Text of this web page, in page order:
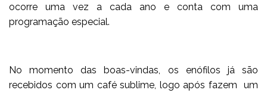
ocorre uma vez a cada ano e conta com uma
programação especial.
No momento das boas-vindas, os enófilos já são
recebidos com um café sublime, logo após fazem um